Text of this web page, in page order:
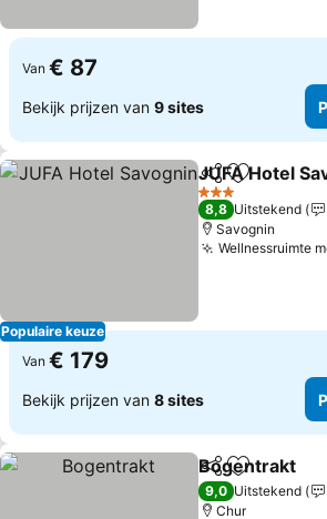
Van € 87
Bekijk prijzen van 9 sites
Populaire keuze
Delen
JUFA Hotel
3 Sterren
8,8 Uitstekend
Savognin
Wellnessruimte
Van € 179
Bekijk prijzen van 8 sites
Delen
Bogentrakt
9,0 Uitstekend
Chur